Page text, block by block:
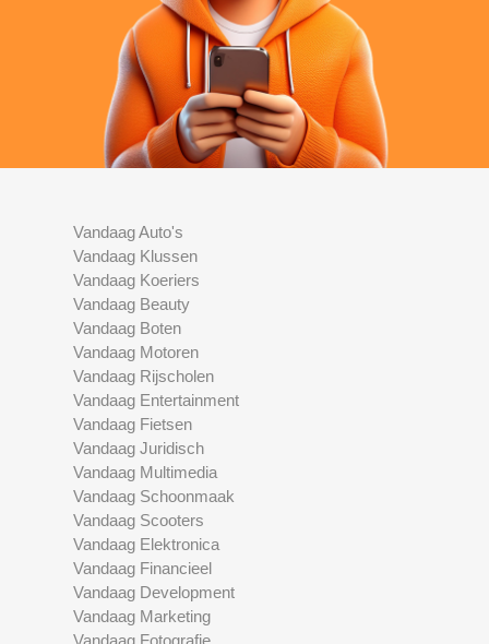
Vandaag Auto's
Vandaag Klussen
Vandaag Koeriers
Vandaag Beauty
Vandaag Boten
Vandaag Motoren
Vandaag Rijscholen
Vandaag Entertainment
Vandaag Fietsen
Vandaag Juridisch
Vandaag Multimedia
Vandaag Schoonmaak
Vandaag Scooters
Vandaag Elektronica
Vandaag Financieel
Vandaag Development
Vandaag Marketing
Vandaag Fotografie